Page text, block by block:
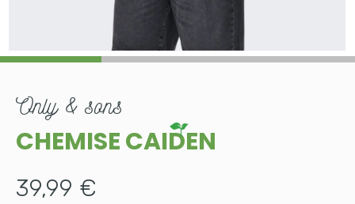
only & sons
CHEMISE CAIDEN
39,99 €